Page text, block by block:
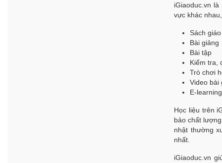
iGiaoduc.vn
vực khác
Sách
Bài giảng
Bài tập
Kiểm tra,
Trò chơi
Video bài
E-learning
Học liệu trên
bảo chất
nhật thường
nhất.
iGiaoduc.vn